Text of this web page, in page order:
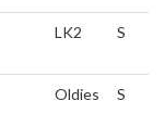
LK2 S
Oldies S